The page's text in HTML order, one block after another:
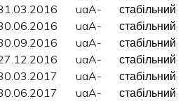
uaA-
стабільний
uaA-
стабільний
uaA-
стабільний
uaA-
стабільний
uaA-
стабільний
uaA-
стабільний